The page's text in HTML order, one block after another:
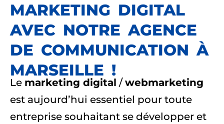
MARKETING DIGITAL
AVEC NOTRE AGENCE
DE COMMUNICATION À
MARSEILLE !
Le marketing digital /webmarketing
est aujourd’hui essentiel pour toute
entreprise souhaitant se développer et